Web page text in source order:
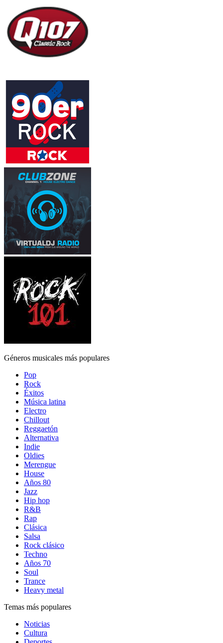
Géneros musicales más populares
Pop
Rock
Éxitos
Música latina
Electro
Chillout
Reggaetón
Alternativa
Indie
Oldies
Merengue
House
Años 80
Jazz
Hip hop
R&B
Rap
Clásica
Salsa
Rock clásico
Techno
Años 70
Soul
Trance
Heavy metal
Temas más populares
Noticias
Cultura